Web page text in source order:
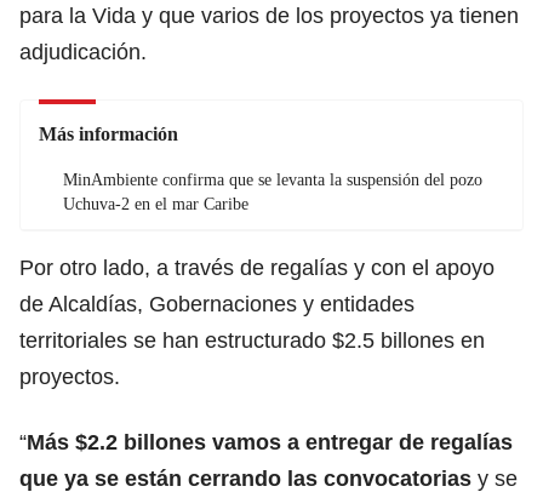
para la Vida y que varios de los proyectos ya tienen
adjudicación.
Más información
MinAmbiente confirma que se levanta la suspensión del pozo
Uchuva-2 en el mar Caribe
Por otro lado, a través de regalías y con el apoyo
de Alcaldías, Gobernaciones y entidades
territoriales se han estructurado $2.5 billones en
proyectos.
“Más $2.2 billones vamos a entregar de regalías
que ya se están cerrando las convocatorias y se